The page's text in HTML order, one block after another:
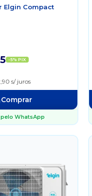
Elgin Compact
-5% PIX
s/ juros
Comprar
WhatsApp